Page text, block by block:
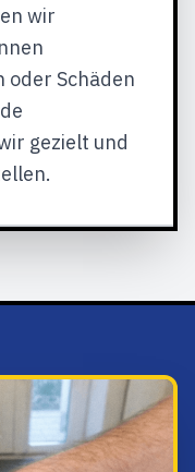
wir
oder Schäden
gezielt und